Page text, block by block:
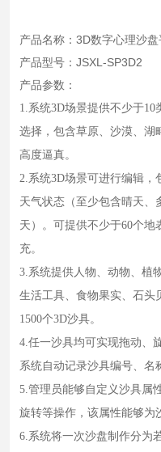
中
心
行
业
方
案
合
作
单
位
新
闻
资
产品名称：3D数字心理沙盘
产品型号：JSXL-SP3D2
产品参数：
1.系统3D场景提供不少于
选择，包含草原、沙漠、湖
高度逼真。
2.系统3D场景可进行编辑
天气状态（至少包含晴天、
天）。可提供不少于60个
充。
3.系统提供人物、动物、植
生活工具、食物果实、石头
1500个3D沙具。
4.任一沙具均可实现拖动、
系统自动记录沙具编号、名
5.管理员能够自定义沙具属
旋转等操作，该属性能够为
6.系统将一次沙盘制作分为